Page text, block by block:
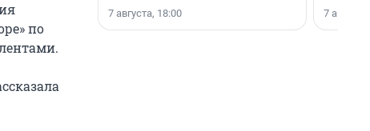
по
7 августа, 18:00 7